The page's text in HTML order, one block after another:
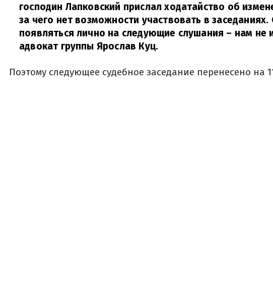
господин Лапковский прислал ходатайство об
за чего нет возможности участвовать в
появляться лично на следующие слушания – нам не
адвокат группы Ярослав Куц.
Поэтому следующее судебное заседание перенесено на